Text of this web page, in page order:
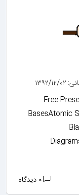
۱۲/۰۲
Free
BasesAtomic